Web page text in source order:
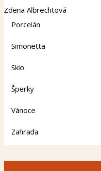
Zdena Albrechtová
Porcelán
Simonetta
Sklo
Šperky
Vánoce
Zahrada